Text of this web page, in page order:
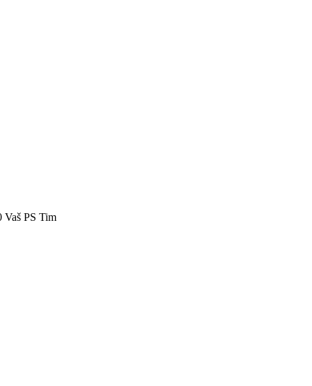
Vaš PS Tim